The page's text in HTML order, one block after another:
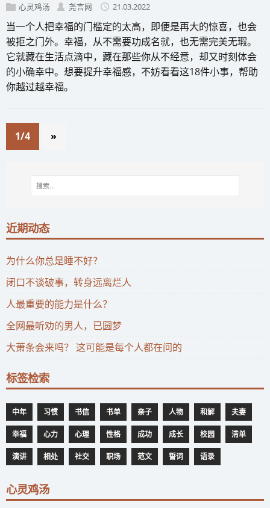
心灵鸡汤 尧言网 21.03.2022
当一个人把幸福的门槛定的太高，即便是再大的惊喜，也会
被拒之门外。幸福，从不需要功成名就，也无需完美无瑕。
它就藏在生活点滴中，藏在那些你从不经意，却又时刻体会
的小确幸中。想要提升幸福感，不妨看看这18件小事，帮助
你越过越幸福。
1/4 »
近期动态
为什么你总是睡不好？
闭口不谈破事，转身远离烂人
人最重要的能力是什么？
全网最听劝的男人，已圆梦
大萧条会来吗？ 这可能是每个人都在问的
标签检索
中年 习惯 书信 书单 亲子 人物 和解 夫妻
幸福 心力 心理 性格 成功 成长 校园 清单
演讲 相处 社交 职场 范文 誓词 语录
心灵鸡汤